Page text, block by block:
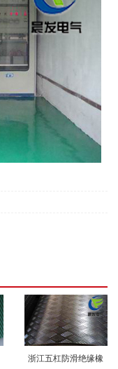
浙江五杠防滑绝缘橡